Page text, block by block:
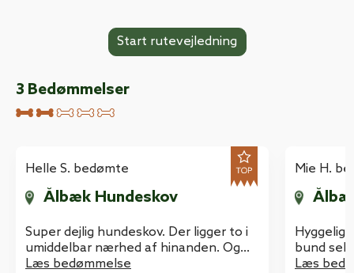
3 Bedømmelser
Helle S. bedømte
Ålbæk Hundeskov
Super dejlig hundeskov. Der ligger to i
umiddelbar nærhed af hinanden. Og
der er fine stier og god tør bund i dem
Læs bedømmelse
Mie H.
Hyggelig
bund
Læs